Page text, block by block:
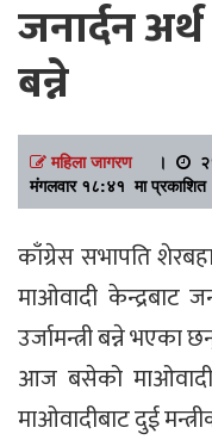
जनार्दन
बन्ने
महिला जागरण।
मंगलवार १८:४१ मा प्रकाशित
काँग्रेस सभापति
माओवादी केन्द्रबाट
उर्जामन्त्री बन्ने भएका
आज बसेको माओवादी
माओवादीबाट दुई